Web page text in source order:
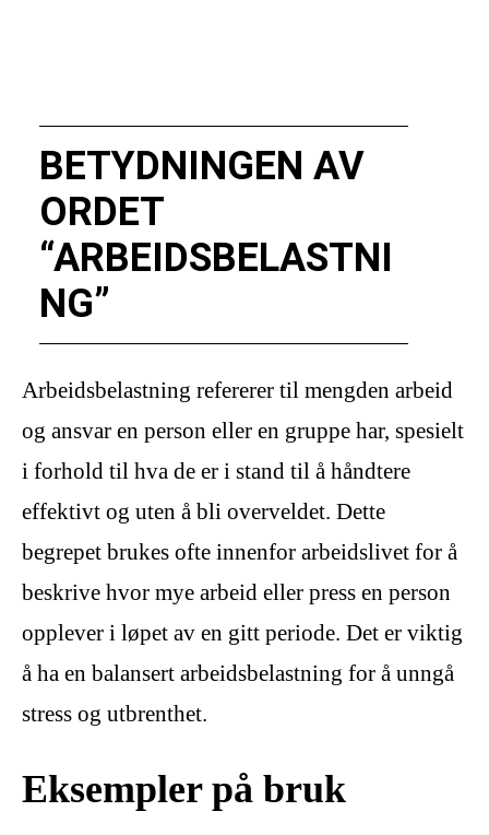
BETYDNINGEN AV
ORDET
“ARBEIDSBELASTNI
NG”
Arbeidsbelastning refererer til mengden arbeid
og ansvar en person eller en gruppe har, spesielt
i forhold til hva de er i stand til å håndtere
effektivt og uten å bli overveldet. Dette
begrepet brukes ofte innenfor arbeidslivet for å
beskrive hvor mye arbeid eller press en person
opplever i løpet av en gitt periode. Det er viktig
å ha en balansert arbeidsbelastning for å unngå
stress og utbrenthet.
Eksempler på bruk